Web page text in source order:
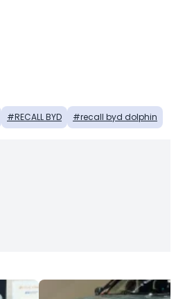
RECALL BYD recall byd dolphin